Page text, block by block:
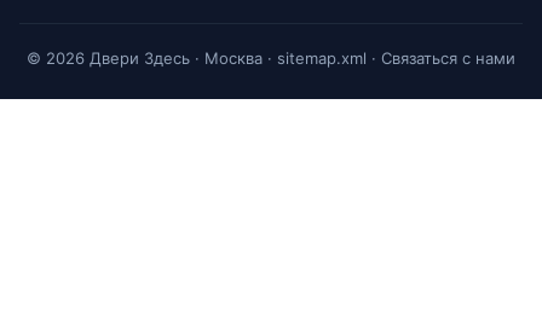
© 2026 Двери Здесь · Москва · sitemap.xml · Связаться с нами